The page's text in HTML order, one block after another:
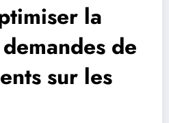
la
de
sur les